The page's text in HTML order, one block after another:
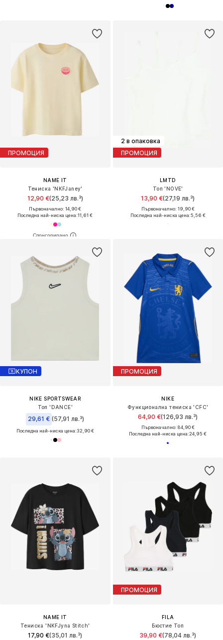
ПРОМОЦИЯ
NAME IT
Тениска 'NKFJaney'
12,90 €(25,23 лв.³)
Първоначално: 14,90 €
Последна най-ниска цена:11,61 €
2 в опаковка
ПРОМОЦИЯ
LMTD
Топ 'NOVE'
13,90 €(27,19 лв.³)
Първоначално: 19,90 €
Последна най-ниска цена:5,56 €
КУПОН
NIKE SPORTSWEAR
Топ 'DANCE'
29,61 € (57,91 лв.³)
Последна най-ниска цена:32,90 €
ПРОМОЦИЯ
NIKE
Функционална тениска 'CFC'
64,90 €(126,93 лв.³)
Първоначално: 84,90 €
Последна най-ниска цена:24,95 €
NAME IT
Тениска 'NKFJyna Stitch'
17,90 €(35,01 лв.³)
ПРОМОЦИЯ
FILA
Бюстие Топ
39,90 €(78,04 лв.³)